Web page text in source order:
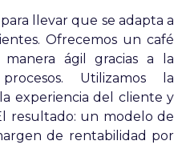
llevar que se adapta a
Ofrecemos un café
ágil gracias a la
Utilizamos la
experiencia del cliente y
resultado: un modelo de
de rentabilidad por